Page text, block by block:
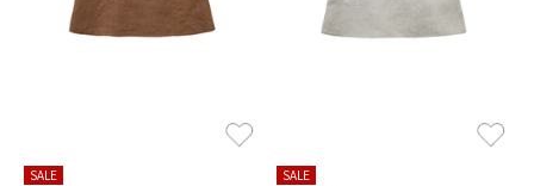
SALE SALE